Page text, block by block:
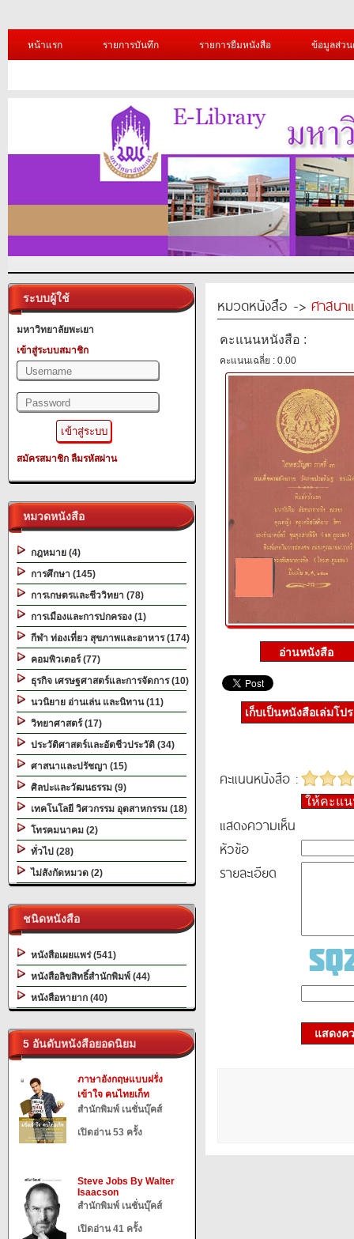
หน้าแรก รายการบันทึก รายการยืมหนังสือ ข้อมูลส่ว
ระบบผู้ใช้
มหาวิทยาลัยพะเยา
เข้าสู่ระบบสมาชิก
สมัครสมาชิก ลืมรหัสผ่าน
หมวดหนังสือ
กฎหมาย (4)
การศึกษา (145)
การเกษตรและชีววิทยา (78)
การเมืองและการปกครอง (1)
กีฬา ท่องเที่ยว สุขภาพและอาหาร (174)
คอมพิวเตอร์ (77)
ธุรกิจ เศรษฐศาสตร์และการจัดการ (10)
นวนิยาย อ่านเล่น และนิทาน (11)
วิทยาศาสตร์ (17)
ประวัติศาสตร์และอัตชีวประวัติ (34)
ศาสนาและปรัชญา (15)
ศิลปะและวัฒนธรรม (9)
เทคโนโลยี วิศวกรรม อุตสาหกรรม (18)
โทรคมนาคม (2)
ทั่วไป (28)
ไม่สังกัดหมวด (2)
ชนิดหนังสือ
หนังสือเผยแพร่ (541)
หนังสือลิขสิทธิ์สำนักพิมพ์ (44)
หนังสือหายาก (40)
5 อันดับหนังสือยอดนิยม
ภาษาอังกฤษแบบฝรั่ง
เข้าใจ คนไทยเก็ท
สำนักพิมพ์ เนชั่นบุ๊คส์
เปิดอ่าน 53 ครั้ง
Steve Jobs By Walter
Isaacson
สำนักพิมพ์ เนชั่นบุ๊คส์
เปิดอ่าน 41 ครั้ง
หมวดหนังสือ -> ศาสนา
คะแนนหนังสือ :
คะแนนเฉลี่ย : 0.00
เก็บเป็นหนังสือเล่มโป
คะแนนหนังสือ :
ให้คะแ
แสดงความเห็น
หัวข้อ
รายละเอียด
แสดงค